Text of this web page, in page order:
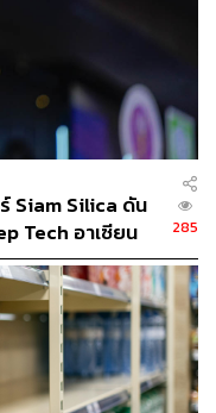
Siam Silica ดัน
Tech อาเซียน
285